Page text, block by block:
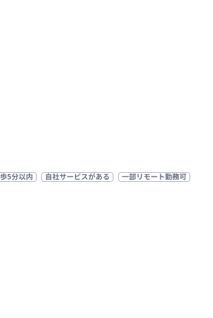
5分以内 自社サービスがある
一部リモート勤務可